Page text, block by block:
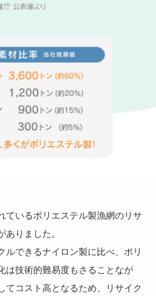
ているポリエステル製漁網のリサ
ありました。
ルできるナイロン製に比べ、ポリ
は技術的難易度もさることなが
てコスト高となるため、リサイク